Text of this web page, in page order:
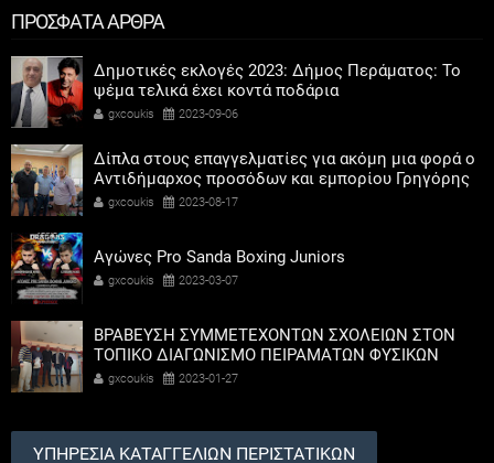
ΠΡΟΣΦΑΤΑ ΑΡΘΡΑ
Δημοτικές εκλογές 2023: Δήμος Περάματος: Το
ψέμα τελικά έχει κοντά ποδάρια
gxcoukis 2023-09-06
Δίπλα στους επαγγελματίες για ακόμη μια φορά ο
Αντιδήμαρχος προσόδων και εμπορίου Γρηγόρης
Καψοκόλης
gxcoukis 2023-08-17
Αγώνες Pro Sanda Boxing Juniors
gxcoukis 2023-03-07
ΒΡΑΒΕΥΣΗ ΣΥΜΜΕΤΕΧΟΝΤΩΝ ΣΧΟΛΕΙΩΝ ΣΤΟΝ
ΤΟΠΙΚΟ ΔΙΑΓΩΝΙΣΜΟ ΠΕΙΡΑΜΑΤΩΝ ΦΥΣΙΚΩΝ
ΕΠΙΣΤΗΜΩΝ
gxcoukis 2023-01-27
ΥΠΗΡΕΣΙΑ ΚΑΤΑΓΓΕΛΙΩΝ ΠΕΡΙΣΤΑΤΙΚΩΝ